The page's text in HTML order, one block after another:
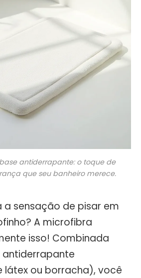
antiderrapante: o toque de
que seu banheiro merece.
a sensação de pisar em
A microfibra
isso! Combinada
látex ou borracha), você